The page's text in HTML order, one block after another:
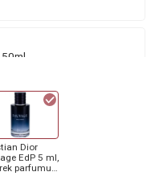
Dior
EdP 5 ml,
parfumu